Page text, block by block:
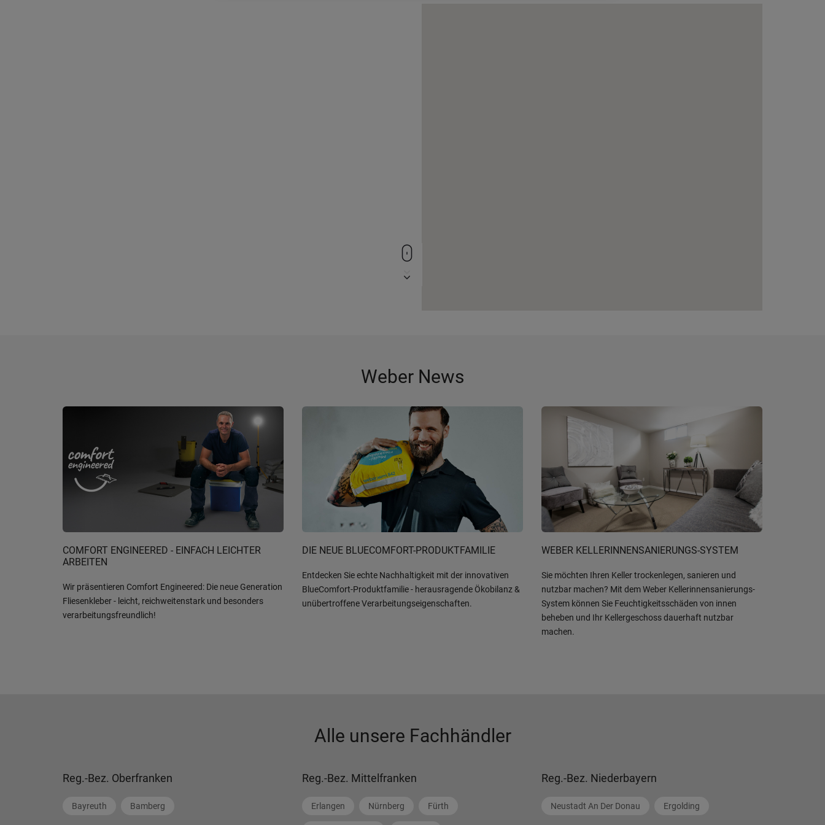
Weber News
COMFORT ENGINEERED - EINFACH LEICHTER
ARBEITEN
Wir präsentieren Comfort Engineered: Die neue Generation
Fliesenkleber - leicht, reichweitenstark und besonders
verarbeitungsfreundlich!
DIE NEUE BLUECOMFORT-PRODUKTFAMILIE
Entdecken Sie echte Nachhaltigkeit mit der innovativen
BlueComfort-Produktfamilie - herausragende Ökobilanz &
unübertroffene Verarbeitungseigenschaften.
WEBER KELLERINNENSANIERUNGS-SYSTEM
Sie möchten Ihren Keller trockenlegen, sanieren und
nutzbar machen? Mit dem Weber Kellerinnensanierungs-
System können Sie Feuchtigkeitsschäden von innen
beheben und Ihr Kellergeschoss dauerhaft nutzbar
machen.
Alle unsere Fachhändler
Reg.-Bez. Oberfranken
Bayreuth Bamberg
Reg.-Bez. Mittelfranken
Erlangen Nürnberg Fürth
Reg.-Bez. Niederbayern
Neustadt An Der Donau Ergolding